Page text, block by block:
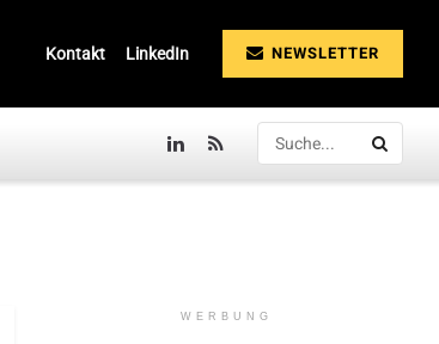
Kontakt LinkedIn NEWSLETTER
WERBUNG